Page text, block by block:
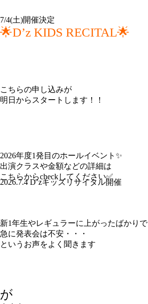
7/4(土)開催決定
🌟D’z KIDS RECITAL🌟
こちらの申し込みが
明日からスタートします！！
2026年度1発目のホールイベント✨
出演クラスや金額などの詳細は
こちらからcheckしてください✅
2026.7.4 D’zキッズリサイタル開催
新1年生やレギュラーに上がったばかりで
急に発表会は不安・・・
というお声をよく聞きます
が